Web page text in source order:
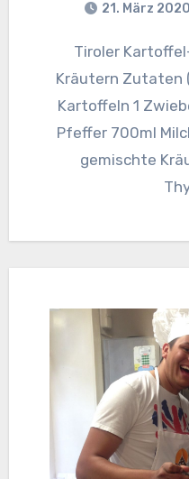
21. März 2020
Tiroler Kartoffel-Suppe mit frischen
Kräutern Zutaten
Kartoffeln 1
Pfeffer 700ml
gemischte